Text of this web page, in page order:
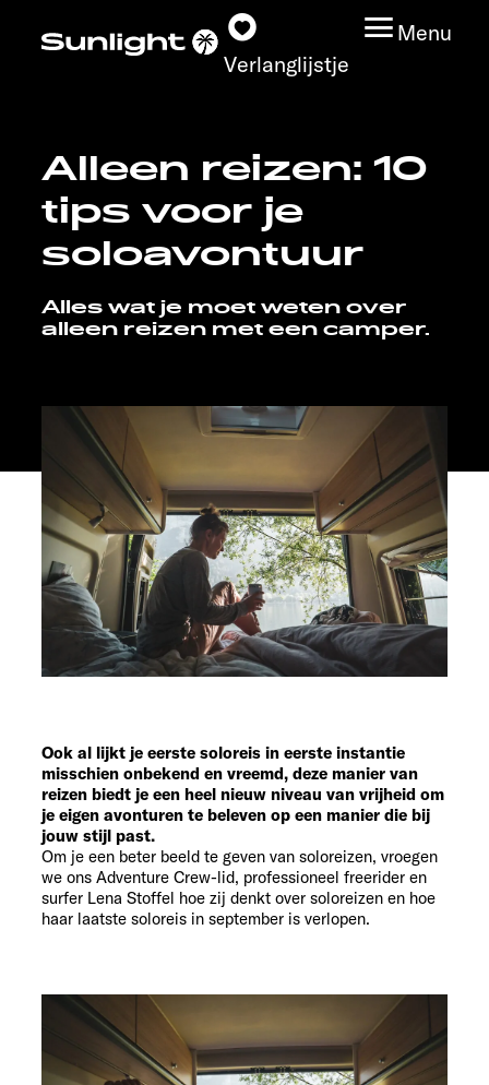
Verlanglijstje
Menu
Modeloverzicht
Configurator
Vind jouw Sunlight
Ontdek
Service
Alleen reizen: 10
tips voor je
soloavontuur
Alles wat je moet weten over
alleen reizen met een camper.
Ook al lijkt je eerste soloreis in eerste instantie
misschien onbekend en vreemd, deze manier van
reizen biedt je een heel nieuw niveau van vrijheid om
je eigen avonturen te beleven op een manier die bij
jouw stijl past.
Om je een beter beeld te geven van soloreizen, vroegen
we ons Adventure Crew-lid, professioneel freerider en
surfer Lena Stoffel hoe zij denkt over soloreizen en hoe
haar laatste soloreis in september is verlopen.